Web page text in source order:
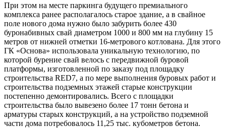
При этом на месте паркинга будущего премиального
комплекса ранее располагалось старое здание, а в свайное
поле нового дома нужно было забурить более 430
буронабивных свай диаметром 1000 и 800 мм на глубину 15
метров от нижней отметки 16-метрового котлована. Для этого
ГК «Основа» использовала уникальную технологию, по
которой бурение свай велось с передвижной буровой
платформы, изготовленной по заказу под площадку
строительства RED7, а по мере выполнения буровых работ и
строительства подземных этажей старые конструкции
постепенно демонтировались. Всего с площадки
строительства было вывезено более 17 тонн бетона и
арматуры старых конструкций, а на устройство подземной
части дома потребовалось 11,25 тыс. кубометров бетона.